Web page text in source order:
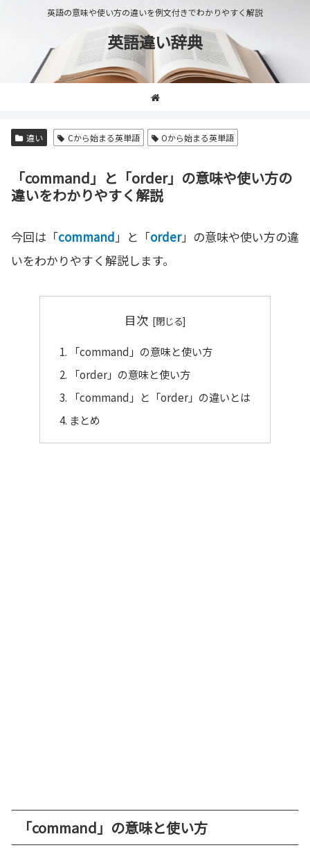
英語の意味や使い方の違いを例文付きでわかりやすく解説
英語違い辞典
違い Cから始まる英単語 Oから始まる英単語
「command」と「order」の意味や使い方の
違いをわかりやすく解説
今回は「command」と「order」の意味や使い方の違
いをわかりやすく解説します。
目次
「command」の意味と使い方
「order」の意味と使い方
「command」と「order」の違いとは
まとめ
「command」の意味と使い方